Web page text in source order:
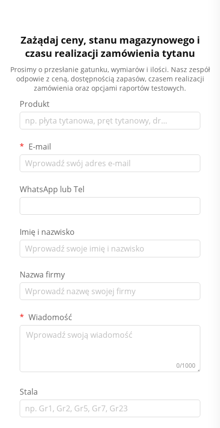
Zażądaj ceny, stanu magazynowego i
czasu realizacji zamówienia tytanu
Prosimy o przesłanie gatunku, wymiarów i ilości. Nasz zespół
odpowie z ceną, dostępnością zapasów, czasem realizacji
zamówienia oraz opcjami raportów testowych.
Produkt
E-mail
WhatsApp lub Tel
Imię i nazwisko
Nazwa firmy
Wiadomość
0/1000
Stala